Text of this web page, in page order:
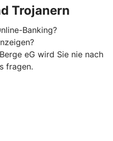
Trojanern
Banking?
eG wird Sie nie nach
fragen.